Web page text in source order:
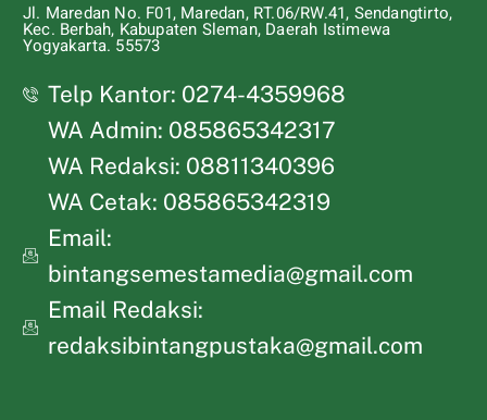
Jl. Maredan No. F01, Maredan, RT.06/RW.41, Sendangtirto,
Kec. Berbah, Kabupaten Sleman, Daerah Istimewa
Yogyakarta. 55573
Telp Kantor: 0274-4359968
WA Admin: 085865342317
WA Redaksi: 08811340396
WA Cetak: 085865342319
Email:
bintangsemestamedia@gmail.com
Email Redaksi:
redaksibintangpustaka@gmail.com